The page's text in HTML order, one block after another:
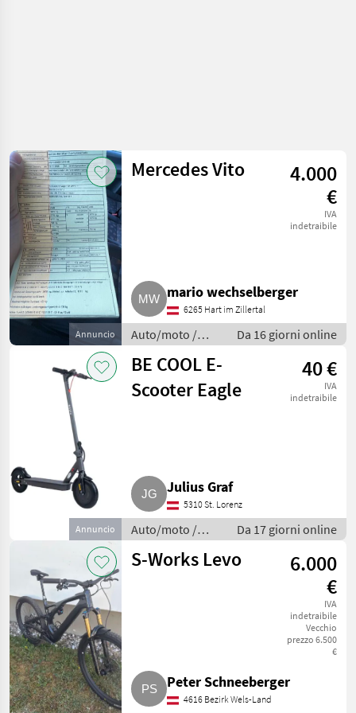
Annuncio
Mercedes Vito
4.000
€
IVA
indetraibile
mario wechselberger
6265 Hart im Zillertal
Auto/moto /
Altre auto e
moto
Da 16 giorni online
Annuncio
BE COOL E-
Scooter Eagle
40 €
IVA
indetraibile
Julius Graf
5310 St. Lorenz
Auto/moto /
Altre auto e
moto
Da 17 giorni online
S-Works Levo
6.000
€
IVA
indetraibile
Vecchio
prezzo 6.500
€
Peter Schneeberger
4616 Bezirk Wels-Land